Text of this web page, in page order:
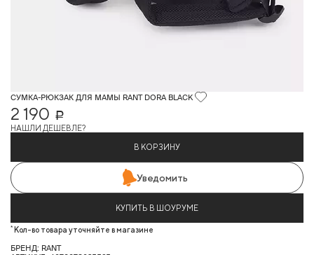
СУМКА-РЮКЗАК ДЛЯ МАМЫ RANT DORA BLACK
2 190
Р
НАШЛИ ДЕШЕВЛЕ?
В КОРЗИНУ
Уведомить
КУПИТЬ В ШОУРУМЕ
* Кол-во товара уточняйте в магазине
БРЕНД: RANT